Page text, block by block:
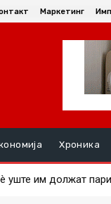
Маркетинг
Хроника
уште им должат
на златото